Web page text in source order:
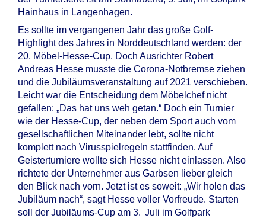
Hainhaus in Langenhagen.
Es sollte im vergangenen Jahr das große Golf-
Highlight des Jahres in Norddeutschland werden: der
20. Möbel-Hesse-Cup. Doch Ausrichter Robert
Andreas Hesse musste die Corona-Notbremse ziehen
und die Jubiläumsveranstaltung auf 2021 verschieben.
Leicht war die Entscheidung dem Möbelchef nicht
gefallen: „Das hat uns weh getan.“ Doch ein Turnier
wie der Hesse-Cup, der neben dem Sport auch vom
gesellschaftlichen Miteinander lebt, sollte nicht
komplett nach Virusspielregeln stattfinden. Auf
Geisterturniere wollte sich Hesse nicht einlassen. Also
richtete der Unternehmer aus Garbsen lieber gleich
den Blick nach vorn. Jetzt ist es soweit: „Wir holen das
Jubiläum nach“, sagt Hesse voller Vorfreude. Starten
soll der Jubiläums-Cup am 3. Juli im Golfpark